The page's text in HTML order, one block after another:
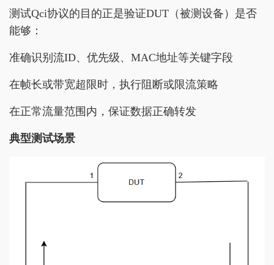
测试Qci协议的目的正是验证DUT（被测设备）是否
能够：
准确识别流ID、优先级、MAC地址等关键字段
在帧长或带宽超限时，执行阻断或限流策略
在正常流量范围内，保证数据正确转发
典型测试场景